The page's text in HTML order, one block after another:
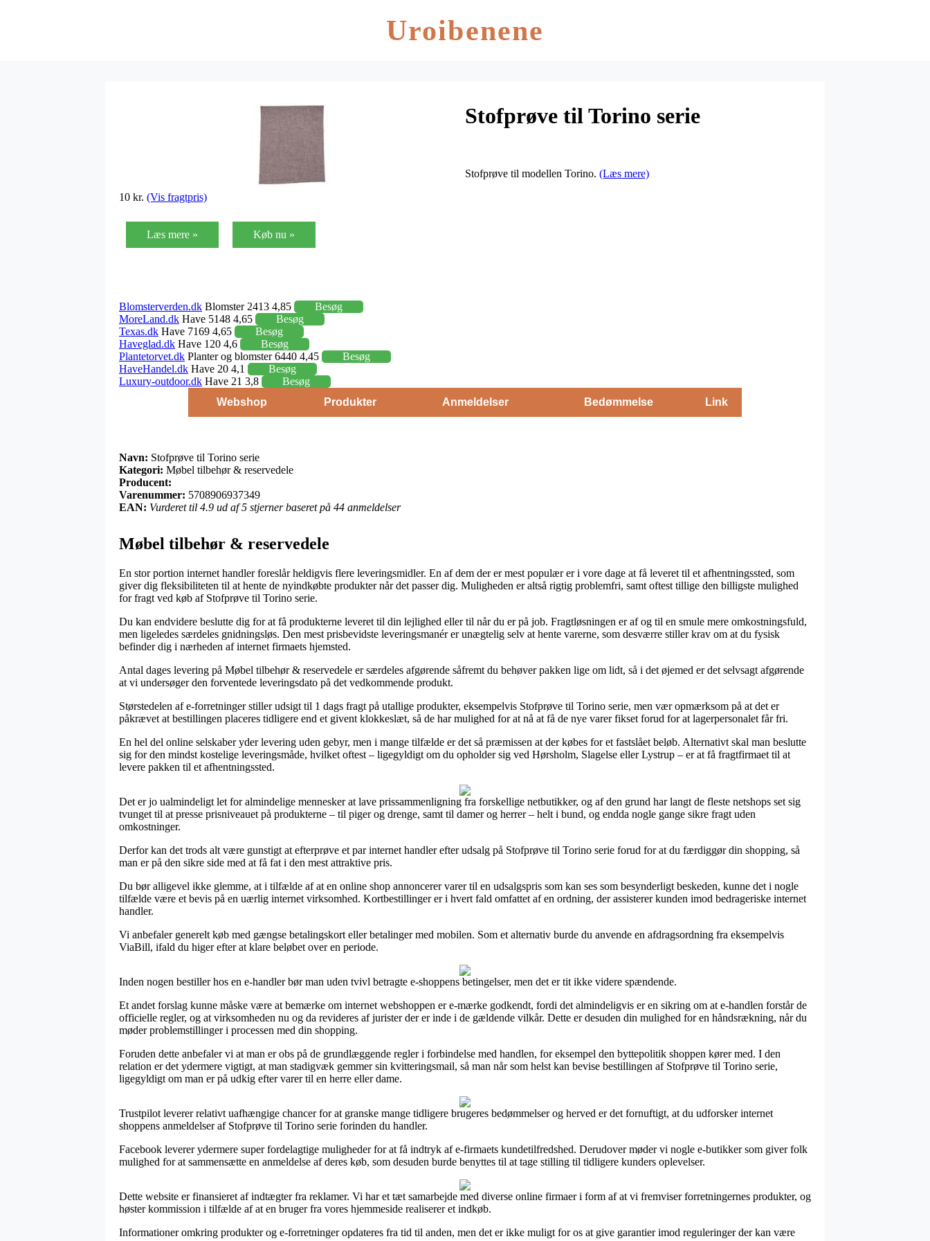
Uroibenene
Stofprøve til Torino serie
Stofprøve til modellen Torino. (Læs mere)
10 kr. (Vis fragtpris)
Læs mere » Køb nu »
Blomsterverden.dk Blomster 2413 4,85
Besøg
MoreLand.dk Have 5148 4,65
Besøg
Texas.dk Have 7169 4,65
Besøg
Haveglad.dk Have 120 4,6
Besøg
Plantetorvet.dk Planter og blomster 6440 4,45
Besøg
HaveHandel.dk Have 20 4,1
Besøg
Luxury-outdoor.dk Have 21 3,8
Besøg
Webshop
Produkter Anmeldelser Bedømmelse Link
Navn: Stofprøve til Torino serie
Kategori: Møbel tilbehør & reservedele
Producent:
Varenummer: 5708906937349
EAN: Vurderet til 4.9 ud af 5 stjerner baseret på 44 anmeldelser
Møbel tilbehør & reservedele
En stor portion internet handler foreslår heldigvis flere leveringsmidler. En af dem der er mest populær er i vore dage at få leveret til et afhentningssted, som
giver dig fleksibiliteten til at hente de nyindkøbte produkter når det passer dig. Muligheden er altså rigtig problemfri, samt oftest tillige den billigste mulighed
for fragt ved køb af Stofprøve til Torino serie.
Du kan endvidere beslutte dig for at få produkterne leveret til din lejlighed eller til når du er på job. Fragtløsningen er af og til en smule mere omkostningsfuld,
men ligeledes særdeles gnidningsløs. Den mest prisbevidste leveringsmanér er unægtelig selv at hente varerne, som desværre stiller krav om at du fysisk
befinder dig i nærheden af internet firmaets hjemsted.
Antal dages levering på Møbel tilbehør & reservedele er særdeles afgørende såfremt du behøver pakken lige om lidt, så i det øjemed er det selvsagt afgørende
at vi undersøger den forventede leveringsdato på det vedkommende produkt.
Størstedelen af e-forretninger stiller udsigt til 1 dags fragt på utallige produkter, eksempelvis Stofprøve til Torino serie, men vær opmærksom på at det er
påkrævet at bestillingen placeres tidligere end et givent klokkeslæt, så de har mulighed for at nå at få de nye varer fikset forud for at lagerpersonalet får fri.
En hel del online selskaber yder levering uden gebyr, men i mange tilfælde er det så præmissen at der købes for et fastslået beløb. Alternativt skal man beslutte
sig for den mindst kostelige leveringsmåde, hvilket oftest – ligegyldigt om du opholder sig ved Hørsholm, Slagelse eller Lystrup – er at få fragtfirmaet til at
levere pakken til et afhentningssted.
Det er jo ualmindeligt let for almindelige mennesker at lave prissammenligning fra forskellige netbutikker, og af den grund har langt de fleste netshops set sig
tvunget til at presse prisniveauet på produkterne – til piger og drenge, samt til damer og herrer – helt i bund, og endda nogle gange sikre fragt uden
omkostninger.
Derfor kan det trods alt være gunstigt at efterprøve et par internet handler efter udsalg på Stofprøve til Torino serie forud for at du færdiggør din shopping, så
man er på den sikre side med at få fat i den mest attraktive pris.
Du bør alligevel ikke glemme, at i tilfælde af at en online shop annoncerer varer til en udsalgspris som kan ses som besynderligt beskeden, kunne det i nogle
tilfælde være et bevis på en uærlig internet virksomhed. Kortbestillinger er i hvert fald omfattet af en ordning, der assisterer kunden imod bedrageriske internet
handler.
Vi anbefaler generelt køb med gængse betalingskort eller betalinger med mobilen. Som et alternativ burde du anvende en afdragsordning fra eksempelvis
ViaBill, ifald du higer efter at klare beløbet over en periode.
Inden nogen bestiller hos en e-handler bør man uden tvivl betragte e-shoppens betingelser, men det er tit ikke videre spændende.
Et andet forslag kunne måske være at bemærke om internet webshoppen er e-mærke godkendt, fordi det almindeligvis er en sikring om at e-handlen forstår de
officielle regler, og at virksomheden nu og da revideres af jurister der er inde i de gældende vilkår. Dette er desuden din mulighed for en håndsrækning, når du
møder problemstillinger i processen med din shopping.
Foruden dette anbefaler vi at man er obs på de grundlæggende regler i forbindelse med handlen, for eksempel den byttepolitik shoppen kører med. I den
relation er det ydermere vigtigt, at man stadigvæk gemmer sin kvitteringsmail, så man når som helst kan bevise bestillingen af Stofprøve til Torino serie,
ligegyldigt om man er på udkig efter varer til en herre eller dame.
Trustpilot leverer relativt uafhængige chancer for at granske mange tidligere brugeres bedømmelser og herved er det fornuftigt, at du udforsker internet
shoppens anmeldelser af Stofprøve til Torino serie forinden du handler.
Facebook leverer ydermere super fordelagtige muligheder for at få indtryk af e-firmaets kundetilfredshed. Derudover møder vi nogle e-butikker som giver folk
mulighed for at sammensætte en anmeldelse af deres køb, som desuden burde benyttes til at tage stilling til tidligere kunders oplevelser.
Dette website er finansieret af indtægter fra reklamer. Vi har et tæt samarbejde med diverse online firmaer i form af at vi fremviser forretningernes produkter, og
høster kommission i tilfælde af at en bruger fra vores hjemmeside realiserer et indkøb.
Informationer omkring produkter og e-forretninger opdateres fra tid til anden, men det er ikke muligt for os at give garantier imod reguleringer der kan være